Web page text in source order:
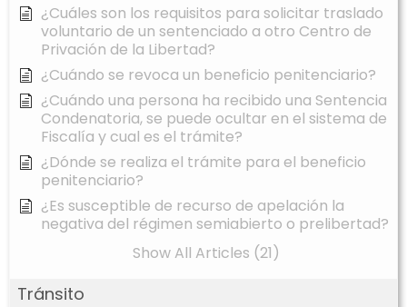
¿Cuáles son los requisitos para solicitar traslado
voluntario de un sentenciado a otro Centro de
Privación de la Libertad?
¿Cuándo se revoca un beneficio penitenciario?
¿Cuándo una persona ha recibido una Sentencia
Condenatoria, se puede ocultar en el sistema de
Fiscalía y cual es el trámite?
¿Dónde se realiza el trámite para el beneficio
penitenciario?
¿Es susceptible de recurso de apelación la
negativa del régimen semiabierto o prelibertad?
Show All Articles (21)
Tránsito